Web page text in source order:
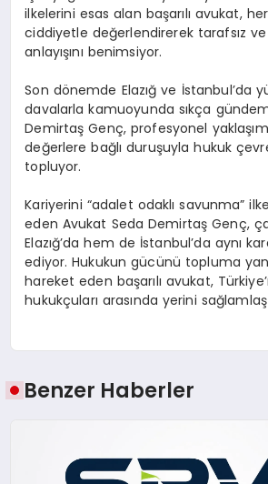
ilkelerini esas alan başarılı avukat,
ciddiyetle değerlendirerek tarafsız
anlayışını benimsiyor.
Son dönemde Elazığ ve İstanbul’da
davalarla kamuoyunda sıkça
Demirtaş Genç, profesyonel
değerlere bağlı duruşuyla hukuk
topluyor.
Kariyerini “adalet odaklı savunma”
eden Avukat Seda Demirtaş Genç,
Elazığ’da hem de İstanbul’da aynı
ediyor. Hukukun gücünü topluma
hareket eden başarılı avukat,
hukukçuları arasında yerini
Benzer Haberler